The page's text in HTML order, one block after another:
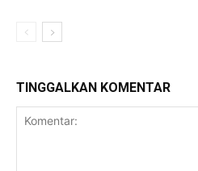
TINGGALKAN KOMENTAR